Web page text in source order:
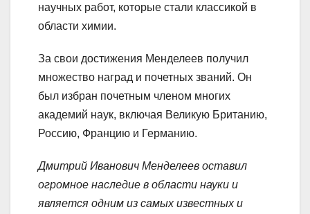
научных работ, которые стали классикой в
области химии.
За свои достижения Менделеев получил
множество наград и почетных званий. Он
был избран почетным членом многих
академий наук, включая Великую Британию,
Россию, Францию и Германию.
Дмитрий Иванович Менделеев оставил
огромное наследие в области науки и
является одним из самых известных и